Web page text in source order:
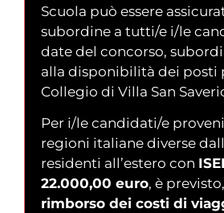
Scuola può essere
subordine a tutti/e i/le
date del concorso,
alla disponibilità dei posti
Collegio di Villa San
Per i/le candidati/e
regioni italiane diverse
residenti all’estero con
22.000,00 euro, è
rimborso dei costi di